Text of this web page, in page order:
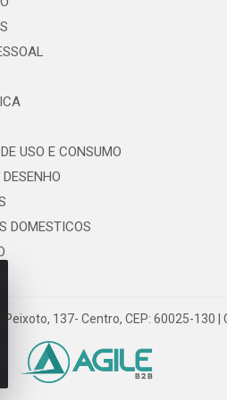
USO E CONSUMO
DOMESTICOS
137- Centro, CEP: 60025-130